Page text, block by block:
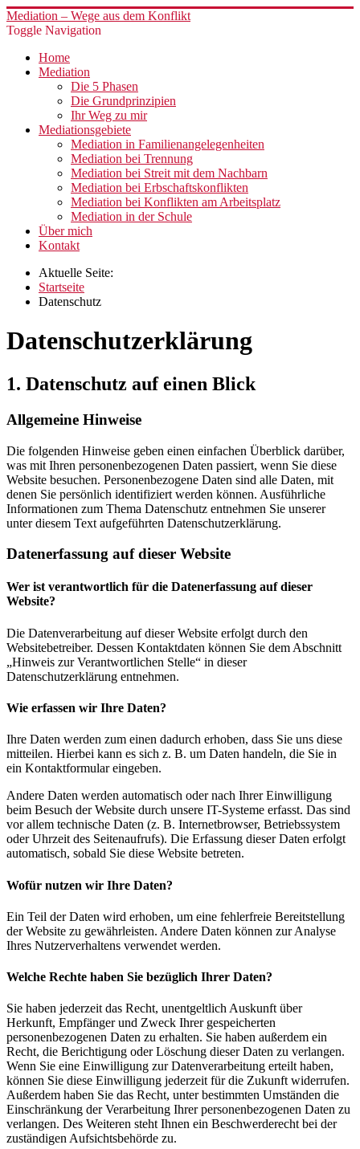
Mediation – Wege aus dem Konflikt
Toggle Navigation
Home
Mediation
Die 5 Phasen
Die Grundprinzipien
Ihr Weg zu mir
Mediationsgebiete
Mediation in Familienangelegenheiten
Mediation bei Trennung
Mediation bei Streit mit dem Nachbarn
Mediation bei Erbschaftskonflikten
Mediation bei Konflikten am Arbeitsplatz
Mediation in der Schule
Über mich
Kontakt
Aktuelle Seite:
Startseite
Datenschutz
Datenschutz­erklärung
1. Datenschutz auf einen Blick
Allgemeine Hinweise
Die folgenden Hinweise geben einen einfachen Überblick darüber,
was mit Ihren personenbezogenen Daten passiert, wenn Sie diese
Website besuchen. Personenbezogene Daten sind alle Daten, mit
denen Sie persönlich identifiziert werden können. Ausführliche
Informationen zum Thema Datenschutz entnehmen Sie unserer
unter diesem Text aufgeführten Datenschutzerklärung.
Datenerfassung auf dieser Website
Wer ist verantwortlich für die Datenerfassung auf dieser
Website?
Die Datenverarbeitung auf dieser Website erfolgt durch den
Websitebetreiber. Dessen Kontaktdaten können Sie dem Abschnitt
„Hinweis zur Verantwortlichen Stelle“ in dieser
Datenschutzerklärung entnehmen.
Wie erfassen wir Ihre Daten?
Ihre Daten werden zum einen dadurch erhoben, dass Sie uns diese
mitteilen. Hierbei kann es sich z. B. um Daten handeln, die Sie in
ein Kontaktformular eingeben.
Andere Daten werden automatisch oder nach Ihrer Einwilligung
beim Besuch der Website durch unsere IT-Systeme erfasst. Das sind
vor allem technische Daten (z. B. Internetbrowser, Betriebssystem
oder Uhrzeit des Seitenaufrufs). Die Erfassung dieser Daten erfolgt
automatisch, sobald Sie diese Website betreten.
Wofür nutzen wir Ihre Daten?
Ein Teil der Daten wird erhoben, um eine fehlerfreie Bereitstellung
der Website zu gewährleisten. Andere Daten können zur Analyse
Ihres Nutzerverhaltens verwendet werden.
Welche Rechte haben Sie bezüglich Ihrer Daten?
Sie haben jederzeit das Recht, unentgeltlich Auskunft über
Herkunft, Empfänger und Zweck Ihrer gespeicherten
personenbezogenen Daten zu erhalten. Sie haben außerdem ein
Recht, die Berichtigung oder Löschung dieser Daten zu verlangen.
Wenn Sie eine Einwilligung zur Datenverarbeitung erteilt haben,
können Sie diese Einwilligung jederzeit für die Zukunft widerrufen.
Außerdem haben Sie das Recht, unter bestimmten Umständen die
Einschränkung der Verarbeitung Ihrer personenbezogenen Daten zu
verlangen. Des Weiteren steht Ihnen ein Beschwerderecht bei der
zuständigen Aufsichtsbehörde zu.